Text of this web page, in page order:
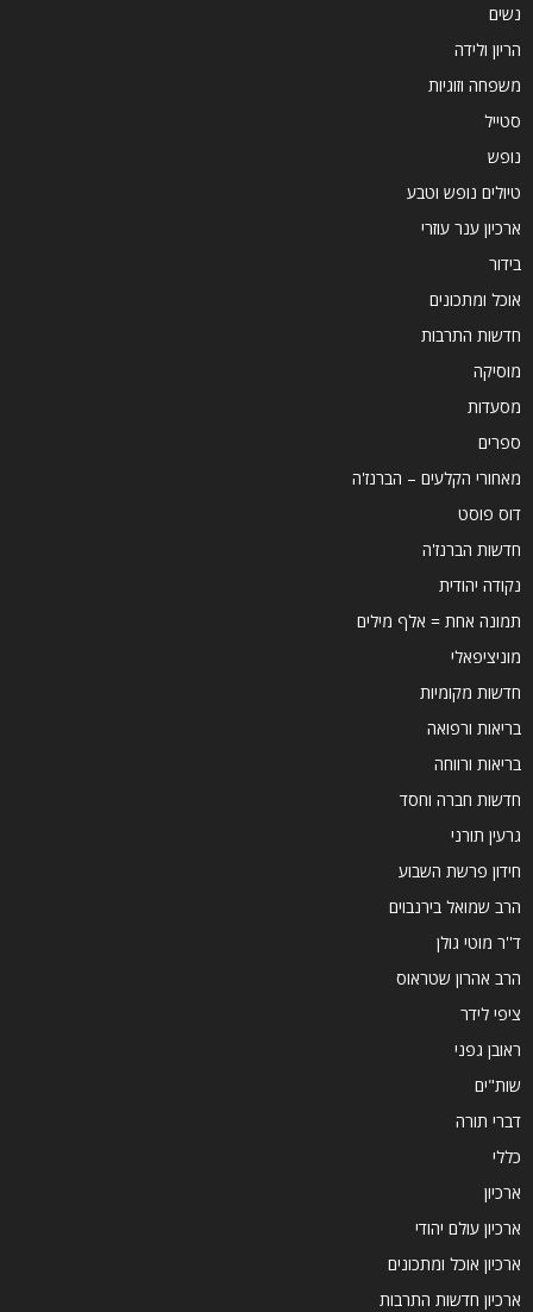
נשים
הריון ולידה
משפחה וזוגיות
סטייל
נופש
טיולים נופש וטבע
ארכיון ענר עוזרי
בידור
אוכל ומתכונים
חדשות התרבות
מוסיקה
מסעדות
ספרים
מאחורי הקלעים – הברנז'ה
דוס פוסט
חדשות הברנז'ה
נקודה יהודית
תמונה אחת = אלף מילים
מוניציפאלי
חדשות מקומיות
בריאות ורפואה
בריאות ורווחה
חדשות חברה וחסד
גרעין תורני
חידון פרשת השבוע
הרב שמואל בירנבוים
ד''ר מוטי גולן
הרב אהרון שטראוס
ציפי לידר
ראובן גפני
שות"ים
דברי תורה
כללי
ארכיון
ארכיון עולם יהודי
ארכיון אוכל ומתכונים
ארכיון חדשות התרבות